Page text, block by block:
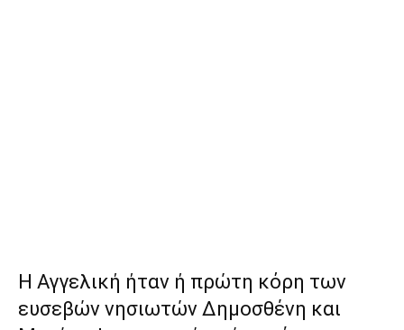
Η Αγγελική ήταν ή πρώτη κόρη των
ευσεβών νησιωτών Δημοσθένη και